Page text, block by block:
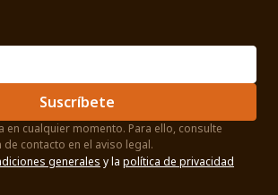
Suscríbete
en cualquier momento. Para ello, consulte
contacto en el aviso legal.
generales y la política de privacidad